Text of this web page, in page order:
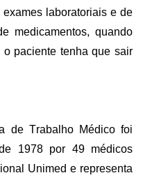
laboratoriais e de
medicamentos, quando
paciente tenha que sair
de Trabalho Médico foi
1978 por 49 médicos
Unimed e representa